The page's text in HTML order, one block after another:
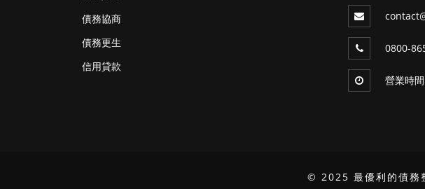
債務協商
債務更生
信用貸款
0800-
營業時
© 2025 最優利的債